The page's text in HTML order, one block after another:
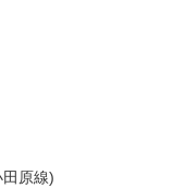
原線)